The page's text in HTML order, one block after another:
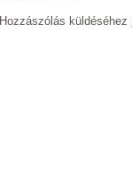
Hozzászólás küldéséhez